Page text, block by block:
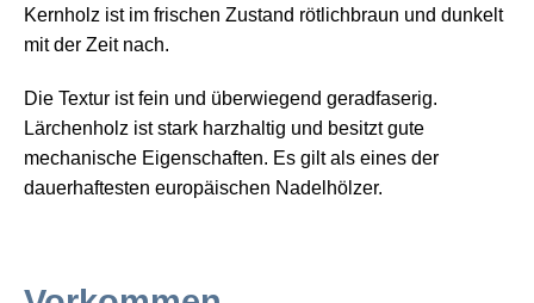
Kernholz ist im frischen Zustand rötlichbraun und dunkelt
mit der Zeit nach.
Die Textur ist fein und überwiegend geradfaserig.
Lärchenholz ist stark harzhaltig und besitzt gute
mechanische Eigenschaften. Es gilt als eines der
dauerhaftesten europäischen Nadelhölzer.